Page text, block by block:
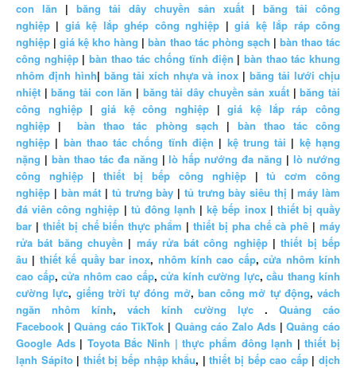
con lăn | băng tải dây chuyền sản xuất | băng tải công
nghiệp | giá kệ lắp ghép công nghiệp |giá kệ lắp ráp công
nghiệp |giá kệ kho hàng |bàn thao tác phòng sạch | bàn thao tác
công nghiệp|bàn thao tác chống tĩnh điện | bàn thao tác khung
nhôm định hình| băng tải xích nhựa và inox |băng tải lưới chịu
nhiệt |băng tải con lăn | băng tải dây chuyền sản xuất |băng tải
công nghiệp|giá kệ công nghiệp |giá kệ lắp ráp công
nghiệp |bàn thao tác phòng sạch | bàn thao tác công
nghiệp | bàn thao tác chống tĩnh điện | kệ trung tải | kệ hạng
nặng | bàn thao tác đa năng |lò hấp nướng đa năng |lò nướng
công nghiệp|thiết bị bếp công nghiệp|tủ cơm công
nghiệp | bàn mát | tủ trưng bày | tủ trưng bày siêu thị |máy làm
đá viên công nghiệp | tủ đông lạnh |kệ bếp inox| thiết bị quầy
bar | thiết bị chế biến thực phẩm | thiết bị pha chế cà phê | máy
rửa bát băng chuyền | máy rửa bát công nghiệp|thiết bị bếp
âu | thiết kế quầy bar inox, nhôm kính cao cấp,cửa nhôm kính
cao cấp, cửa nhôm cao cấp, cửa kính cường lực, cầu thang kính
cường lực, giếng trời tự đóng mở, ban công mở tự động, vách
ngăn nhôm kính, vách kính cường lực . Quảng cáo
Facebook |Quảng cáo TikTok | Quảng cáo Zalo Ads |Quảng cáo
Google Ads| Toyota Bắc Ninh | thực phẩm đông lạnh |thiết bị
lạnh Sápito | thiết bị bếp nhập khẩu, |thiết bị bếp cao cấp|dịch